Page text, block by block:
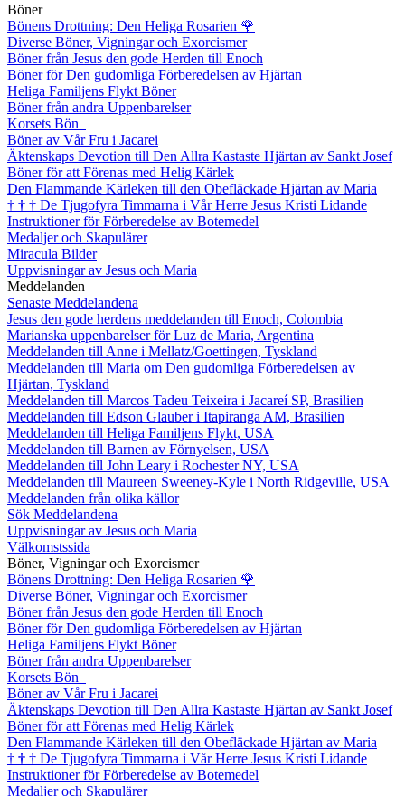
Böner
Bönens Drottning: Den Heliga Rosarien 🌹
Diverse Böner, Vigningar och Exorcismer
Böner från Jesus den gode Herden till Enoch
Böner för Den gudomliga Förberedelsen av Hjärtan
Heliga Familjens Flykt Böner
Böner från andra Uppenbarelser
Korsets Bön
Böner av Vår Fru i Jacarei
Äktenskaps Devotion till Den Allra Kastaste Hjärtan av Sankt Josef
Böner för att Förenas med Helig Kärlek
Den Flammande Kärleken till den Obefläckade Hjärtan av Maria
† † † De Tjugofyra Timmarna i Vår Herre Jesus Kristi Lidande
Instruktioner för Förberedelse av Botemedel
Medaljer och Skapulärer
Miracula Bilder
Uppvisningar av Jesus och Maria
Meddelanden
Senaste Meddelandena
Jesus den gode herdens meddelanden till Enoch, Colombia
Marianska uppenbarelser för Luz de Maria, Argentina
Meddelanden till Anne i Mellatz/Goettingen, Tyskland
Meddelanden till Maria om Den gudomliga Förberedelsen av
Hjärtan, Tyskland
Meddelanden till Marcos Tadeu Teixeira i Jacareí SP, Brasilien
Meddelanden till Edson Glauber i Itapiranga AM, Brasilien
Meddelanden till Heliga Familjens Flykt, USA
Meddelanden till Barnen av Förnyelsen, USA
Meddelanden till John Leary i Rochester NY, USA
Meddelanden till Maureen Sweeney-Kyle i North Ridgeville, USA
Meddelanden från olika källor
Sök Meddelandena
Uppvisningar av Jesus och Maria
Välkomstssida
Böner, Vigningar och Exorcismer
Bönens Drottning: Den Heliga Rosarien 🌹
Diverse Böner, Vigningar och Exorcismer
Böner från Jesus den gode Herden till Enoch
Böner för Den gudomliga Förberedelsen av Hjärtan
Heliga Familjens Flykt Böner
Böner från andra Uppenbarelser
Korsets Bön
Böner av Vår Fru i Jacarei
Äktenskaps Devotion till Den Allra Kastaste Hjärtan av Sankt Josef
Böner för att Förenas med Helig Kärlek
Den Flammande Kärleken till den Obefläckade Hjärtan av Maria
† † † De Tjugofyra Timmarna i Vår Herre Jesus Kristi Lidande
Instruktioner för Förberedelse av Botemedel
Medaljer och Skapulärer